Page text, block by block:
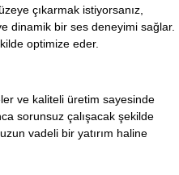
çıkarmak istiyorsanız,
dinamik bir ses deneyimi sağlar.
optimize eder.
ve kaliteli üretim sayesinde
sorunsuz çalışacak şekilde
vadeli bir yatırım haline